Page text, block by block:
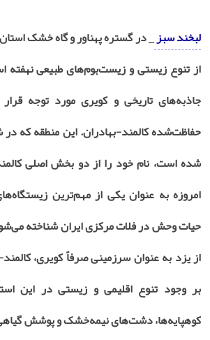
لبخند سبز_ در گستره پهناور و گاه خشک
از تنوع زیستی و زیست‌بوم‌های طبیعی نهفته
جاذبه‌های تاریخی و کویری مورد توجه
حفاظت‌شده کالمند-بهادران. این منطقه که
شده است، نام خود را از دو بخش اصلی
امروزه به عنوان یکی از مهم‌ترین
حیات وحش در فلات مرکزی ایران شناخته
از یزد به عنوان سرزمینی صرفاً کویری،
بر وجود تنوع اقلیمی و زیستی در این
کوهپایه‌ها، دشت‌های نیمه‌خشک و پوشش